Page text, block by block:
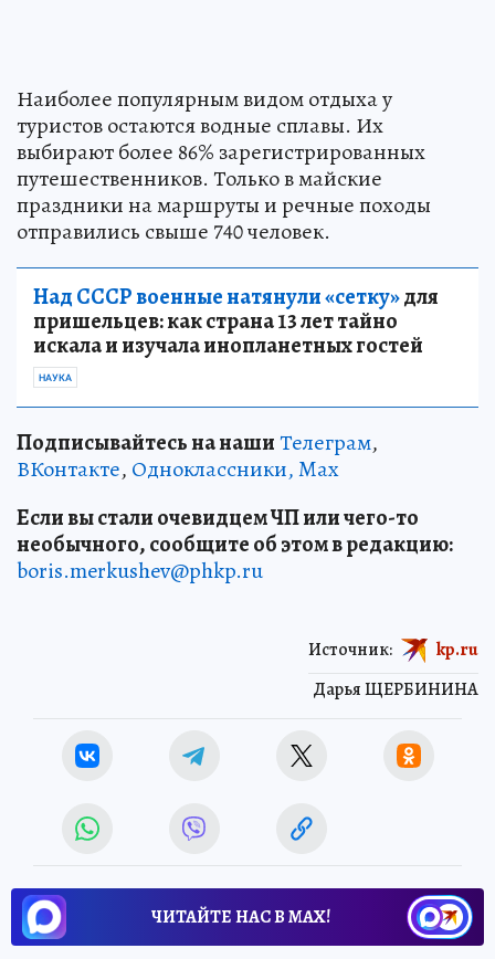
Наиболее популярным видом отдыха у
туристов остаются водные сплавы. Их
выбирают более 86% зарегистрированных
путешественников. Только в майские
праздники на маршруты и речные походы
отправились свыше 740 человек.
Над СССР военные натянули «сетку»для
пришельцев: как страна 13 лет тайно
искала и изучала инопланетных гостей
НАУКА
Подписывайтесь на нашиТелеграм,
ВКонтакте, Одноклассники,Max
Если вы стали очевидцем ЧП или чего-то
необычного, сообщите об этом в редакцию:
boris.merkushev@phkp.ru
Дарья ЩЕРБИНИНА
Источник: kp.ru
ЧИТАЙТЕ НАС В МАХ!